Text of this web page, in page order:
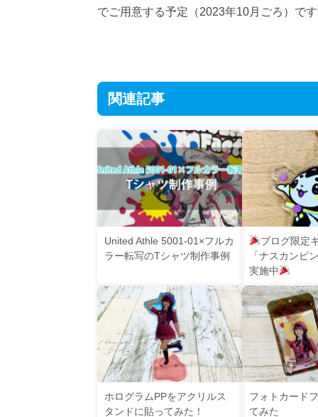
でご用意する予定（2023年10月ごろ）で
関連記事
United Athle 5001-01×フルカ
ラー転写のTシャツ制作事例
ブログ限定
「ナスカンピ
実施中
ホログラムPPをアクリルス
タンドに貼ってみた！
フォトカード
てみた